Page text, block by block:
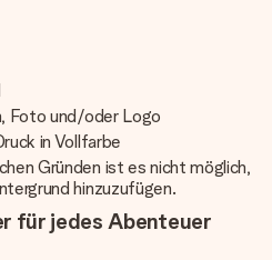
Foto und/oder Logo
in Vollfarbe
Gründen ist es nicht möglich,
hinzuzufügen.
für jedes Abenteuer